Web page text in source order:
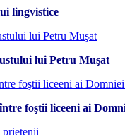
lingvistice
lui Petru Muşat
foştii liceeni ai